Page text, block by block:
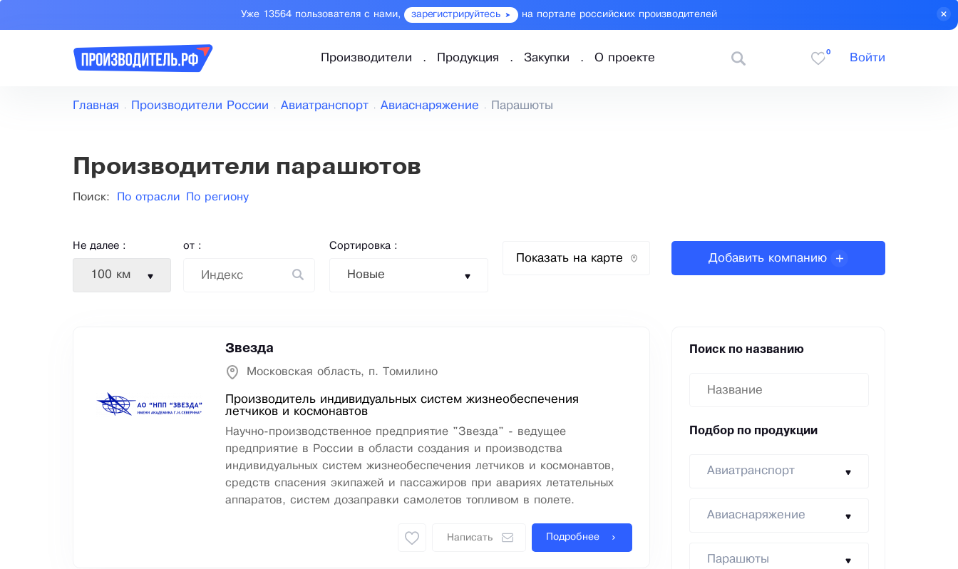
Уже 13564 пользователя с нами, зарегистрируйтесь на портале российских производителей
Производители Продукция Закупки О проекте
0
Войти
Главная Производители России Авиатранспорт Авиаснаряжение Парашюты
Производители парашютов
Поиск: По отрасли По региону
Не далее :
100 км
от : Сортировка :
Новые
Показать на карте Добавить компанию
Звезда
Московская область, п. Томилино
Производитель индивидуальных систем жизнеобеспечения
летчиков и космонавтов
Научно-производственное предприятие "Звезда" - ведущее
предприятие в России в области создания и производства
индивидуальных систем жизнеобеспечения летчиков и космонавтов,
средств спасения экипажей и пассажиров при авариях летательных
аппаратов, систем дозаправки самолетов топливом в полете.
Написать Подробнее
Поиск по названию
Подбор по продукции
Авиатранспорт
Авиаснаряжение
Парашюты